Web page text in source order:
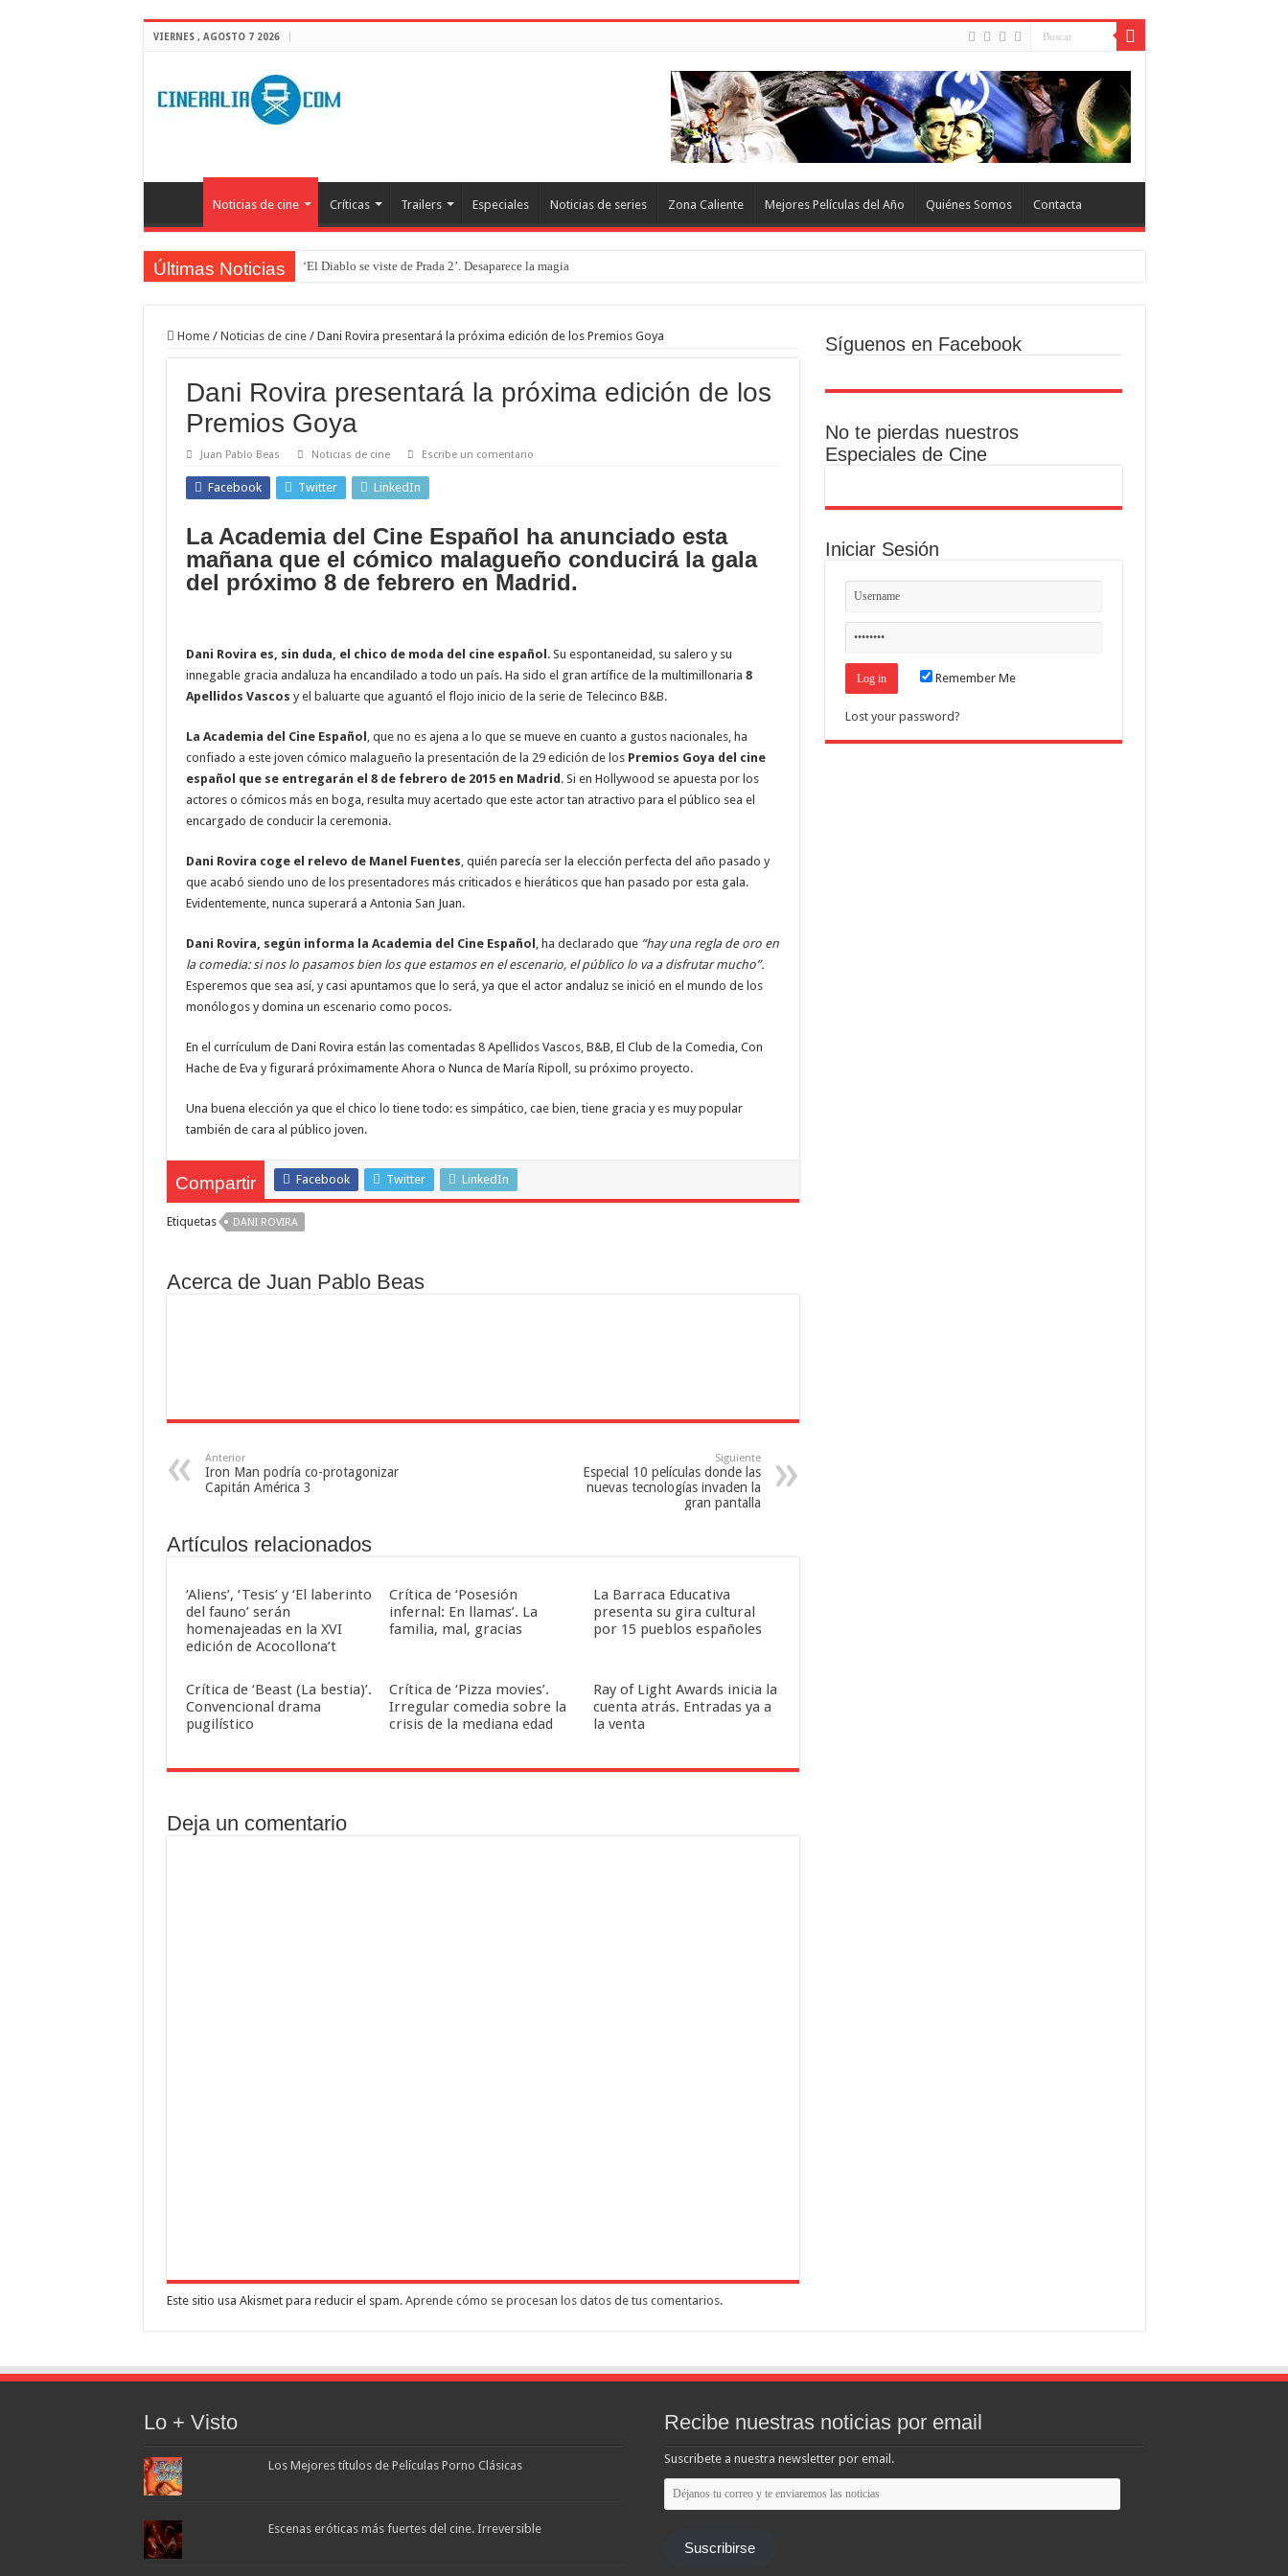
VIERNES , AGOSTO 7 2026
Noticias de cine Críticas Trailers Especiales Noticias de series Zona Caliente Mejores Películas del Año Quiénes Somos Contacta
Últimas Noticias ‘El Diablo se viste de Prada 2’. Desaparece la magia
‘La Asistenta’. Dúo perfecto
‘Supergirl’. De 7’5 con fresquito
Home / Noticias de cine / Dani Rovira presentará la próxima edición de los Premios Goya
Dani Rovira presentará la próxima edición de los
Premios Goya
Juan Pablo Beas Noticias de cine Escribe un comentario
Facebook Twitter LinkedIn
La Academia del Cine Español ha anunciado esta
mañana que el cómico malagueño conducirá la gala
del próximo 8 de febrero en Madrid.
Dani Rovira es, sin duda, el chico de moda del cine español . Su espontaneidad, su salero y su
innegable gracia andaluza ha encandilado a todo un país. Ha sido el gran artífice de la multimillonaria 8
Apellidos Vascos y el baluarte que aguantó el flojo inicio de la serie de Telecinco B&B.
La Academia del Cine Español , que no es ajena a lo que se mueve en cuanto a gustos nacionales, ha
confiado a este joven cómico malagueño la presentación de la 29 edición de los Premios Goya del cine
español que se entregarán el 8 de febrero de 2015 en Madrid . Si en Hollywood se apuesta por los
actores o cómicos más en boga, resulta muy acertado que este actor tan atractivo para el público sea el
encargado de conducir la ceremonia.
Dani Rovira coge el relevo de Manel Fuentes, quién parecía ser la elección perfecta del año pasado y
que acabó siendo uno de los presentadores más criticados e hieráticos que han pasado por esta gala.
Evidentemente, nunca superará a Antonia San Juan.
Dani Rovira, según informa la Academia del Cine Español , ha declarado que “hay una regla de oro en
la comedia: si nos lo pasamos bien los que estamos en el escenario, el público lo va a disfrutar mucho”.
Esperemos que sea así, y casi apuntamos que lo será, ya que el actor andaluz se inició en el mundo de los
monólogos y domina un escenario como pocos.
En el currículum de Dani Rovira están las comentadas 8 Apellidos Vascos, B&B, El Club de la Comedia, Con
Hache de Eva y figurará próximamente Ahora o Nunca de María Ripoll, su próximo proyecto.
Una buena elección ya que el chico lo tiene todo: es simpático, cae bien, tiene gracia y es muy popular
también de cara al público joven.
Compartir Facebook Twitter LinkedIn
Etiquetas DANI ROVIRA
Acerca de Juan Pablo Beas
Anterior
Iron Man podría co-protagonizar
Capitán América 3
Siguiente
Especial 10 películas donde las
nuevas tecnologías invaden la
gran pantalla
Artículos relacionados
‘Aliens’, ‘Tesis’ y ‘El laberinto
del fauno’ serán
homenajeadas en la XVI
edición de Acocollona’t
Crítica de ‘Posesión
infernal: En llamas’. La
familia, mal, gracias
La Barraca Educativa
presenta su gira cultural
por 15 pueblos españoles
Crítica de ‘Beast (La bestia)’.
Convencional drama
pugilístico
Crítica de ‘Pizza movies’.
Irregular comedia sobre la
crisis de la mediana edad
Ray of Light Awards inicia la
cuenta atrás. Entradas ya a
la venta
Deja un comentario
Este sitio usa Akismet para reducir el spam. Aprende cómo se procesan los datos de tus comentarios.
Síguenos en Facebook
No te pierdas nuestros
Especiales de Cine
Iniciar Sesión
Remember Me
Lost your password?
Lo + Visto
Los Mejores títulos de Películas Porno Clásicas
Escenas eróticas más fuertes del cine. Irreversible
Recibe nuestras noticias por email
Suscribete a nuestra newsletter por email.
Déjanos
tu
correo
enviaremos
Suscribirse